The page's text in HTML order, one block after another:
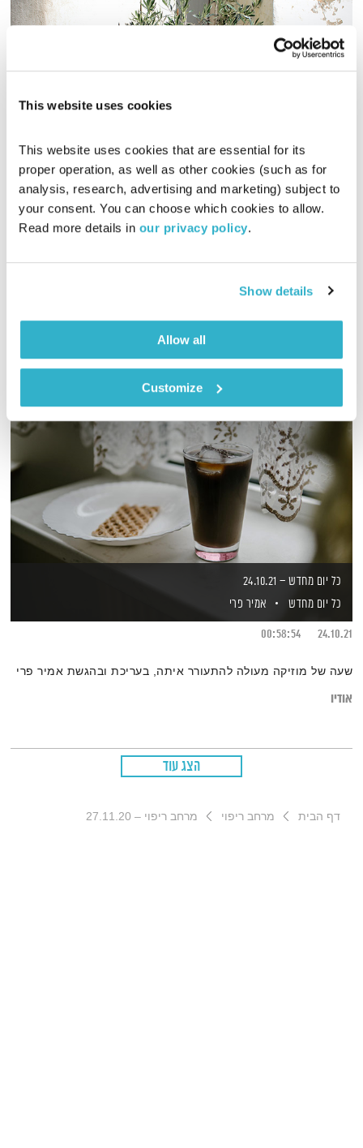
This website uses cookies
This website uses cookies that are essential for its
proper operation, as well as other cookies (such as for
analysis, research, advertising and marketing) subject to
your consent. You can choose which cookies to allow.
Read more details in our privacy policy.
Show details
Allow all
Customize
פרנס בדרך הביתה
שמעון פרנס
15.02.22
00:57:11
אודיו
כל יום מחדש – 24.10.21
כל יום מחדש
אמיר פרי
24.10.21
00:58:54
שעה של מוזיקה מעולה להתעורר איתה, בעריכת ובהגשת אמיר פרי
אודיו
הצג עוד
דף הבית מרחב ריפוי מרחב ריפוי – 27.11.20